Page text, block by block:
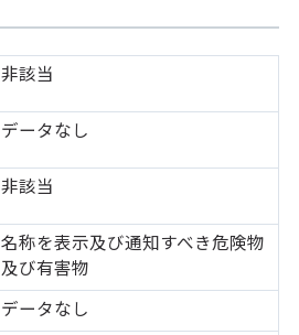
非該当
データなし
非該当
名称を表示及び通知すべき危険物
及び有害物
データなし